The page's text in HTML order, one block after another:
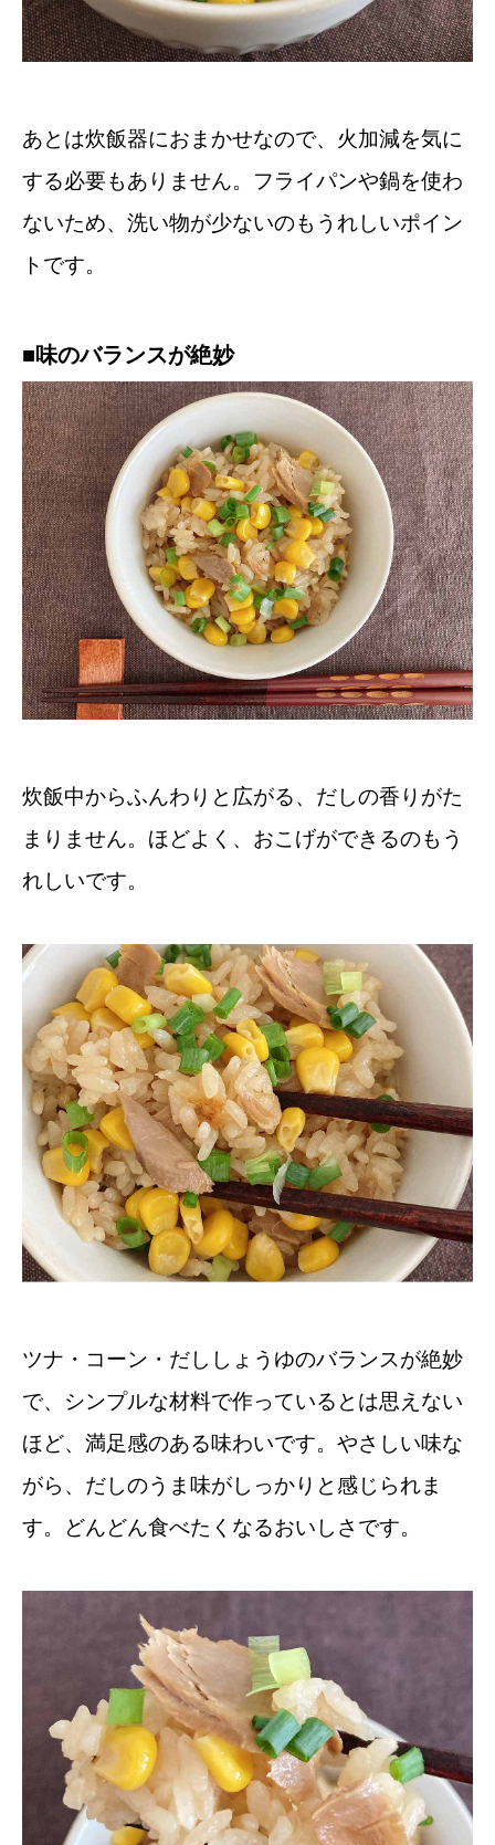
あとは炊飯器におまかせなので、火加減を気に
する必要もありません。フライパンや鍋を使わ
ないため、洗い物が少ないのもうれしいポイン
トです。
■味のバランスが絶妙
炊飯中からふんわりと広がる、だしの香りがた
まりません。ほどよく、おこげができるのもう
れしいです。
ツナ・コーン・だししょうゆのバランスが絶妙
で、シンプルな材料で作っているとは思えない
ほど、満足感のある味わいです。やさしい味な
がら、だしのうま味がしっかりと感じられま
す。どんどん食べたくなるおいしさです。